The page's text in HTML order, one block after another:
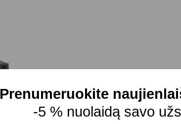
Prenumeruokite
-5 % nuolaidą savo